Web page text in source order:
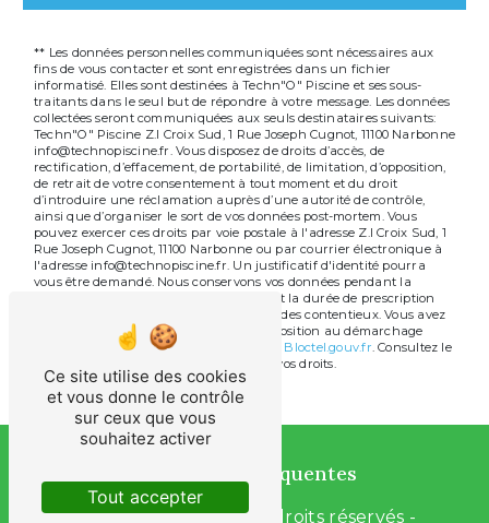
** Les données personnelles communiquées sont nécessaires aux
fins de vous contacter et sont enregistrées dans un fichier
informatisé. Elles sont destinées à Techn"O" Piscine et ses sous-
traitants dans le seul but de répondre à votre message. Les données
collectées seront communiquées aux seuls destinataires suivants:
Techn"O" Piscine Z.I Croix Sud, 1 Rue Joseph Cugnot, 11100 Narbonne
info@technopiscine.fr. Vous disposez de droits d’accès, de
rectification, d’effacement, de portabilité, de limitation, d’opposition,
de retrait de votre consentement à tout moment et du droit
d’introduire une réclamation auprès d’une autorité de contrôle,
ainsi que d’organiser le sort de vos données post-mortem. Vous
pouvez exercer ces droits par voie postale à l'adresse Z.I Croix Sud, 1
Rue Joseph Cugnot, 11100 Narbonne ou par courrier électronique à
l'adresse info@technopiscine.fr. Un justificatif d'identité pourra
vous être demandé. Nous conservons vos données pendant la
période de prise de contact puis pendant la durée de prescription
légale aux fins probatoires et de gestion des contentieux. Vous avez
le droit de vous inscrire sur la liste d'opposition au démarchage
téléphonique, disponible à cette adresse: Bloctel.gouv.fr. Consultez le
site cnil.fr pour plus d’informations sur vos droits.
Recherches fréquentes
©Vistalid- 2026 - Tous droits réservés -
Ce site utilise des cookies
et vous donne le contrôle
sur ceux que vous
souhaitez activer
Tout accepter